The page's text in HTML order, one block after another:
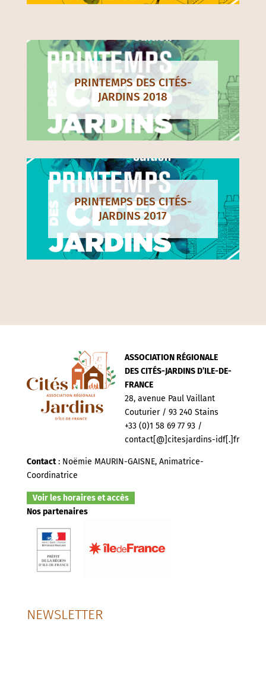
PRINTEMPS DES CITÉS-
JARDINS 2018
PRINTEMPS DES CITÉS-
JARDINS 2017
ASSOCIATION RÉGIONALE
DES CITÉS-JARDINS D’ILE-DE-
FRANCE
28, avenue Paul Vaillant
Couturier / 93 240 Stains
+33 (0)1 58 69 77 93 /
contact[@]citesjardins-idf[.]fr
Contact: Noëmie MAURIN-GAISNE, Animatrice-
Coordinatrice
Voir les horaires et accès
Nos partenaires
NEWSLETTER